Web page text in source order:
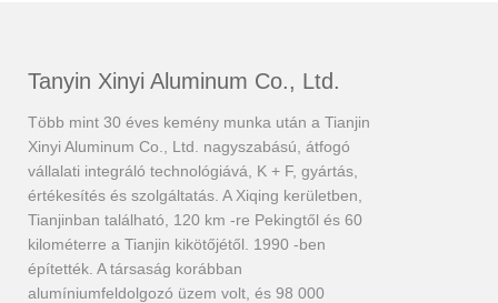
Tanyin Xinyi Aluminum Co., Ltd.
Több mint 30 éves kemény munka után a Tianjin
Xinyi Aluminum Co., Ltd. nagyszabású, átfogó
vállalati integráló technológiává, K + F, gyártás,
értékesítés és szolgáltatás. A Xiqing kerületben,
Tianjinban található, 120 km -re Pekingtől és 60
kilométerre a Tianjin kikötőjétől. 1990 -ben
építették. A társaság korábban
alumíniumfeldolgozó üzem volt, és 98 000